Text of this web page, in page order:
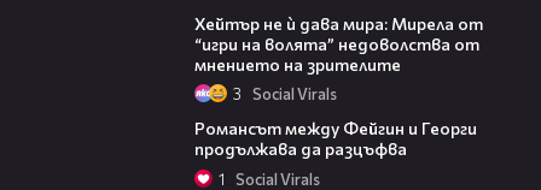
Хейтър не ѝ дава мира: Мирела от
“игри на волята” недоволства от
мнението на зрителите
3 Social Virals
Романсът между Фейгин и Георги
продължава да разцъфва
1 Social Virals